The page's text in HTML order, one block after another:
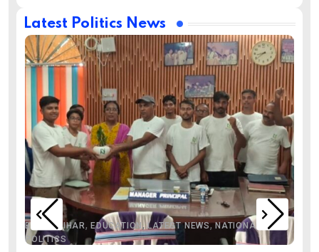
Latest Politics News
BIHAR,BIHAR, EDUCATION ,LATEST NEWS,NATIONAL
POLITICS